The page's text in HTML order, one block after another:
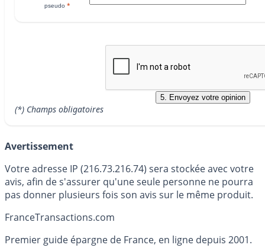
pseudo *
(*) Champs obligatoires
Avertissement
Votre adresse IP (216.73.216.74) sera stockée avec votre
avis, afin de s'assurer qu'une seule personne ne pourra
pas donner plusieurs fois son avis sur le même produit.
FranceTransactions.com
Premier guide épargne de France, en ligne depuis 2001.